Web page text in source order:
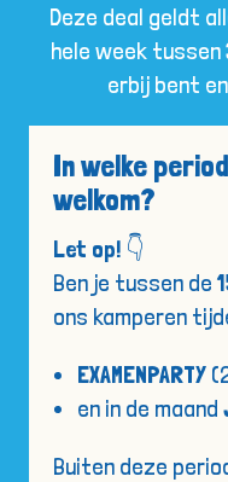
Deze deal geldt
hele week tussen
erbij bent
In welke
welkom?
Let op! 👇
Ben je tussen de
ons kamperen
EXAMENPARTY
en in de maand
Buiten deze